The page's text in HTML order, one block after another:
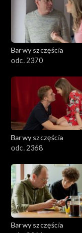
Barwy szczęścia
odc. 2370
Barwy szczęścia
odc. 2368
Barwy szczęścia